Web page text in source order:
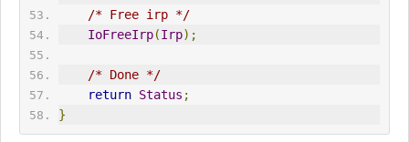
/* Free irp */
IoFreeIrp(Irp);
/* Done */
return Status ;
}